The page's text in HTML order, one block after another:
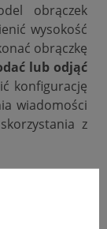
obrączek
wysokość
obrączkę
lub odjąć
konfigurację
wiadomości
z